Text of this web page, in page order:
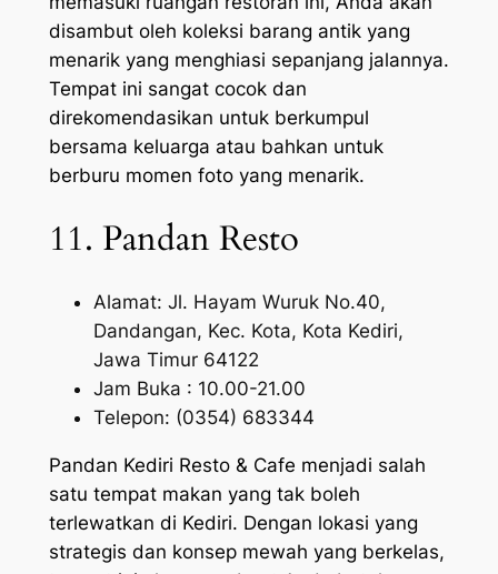
disambut oleh koleksi barang antik yang
menarik yang menghiasi sepanjang jalannya.
Tempat ini sangat cocok dan
direkomendasikan untuk berkumpul
bersama keluarga atau bahkan untuk
berburu momen foto yang menarik.
11. Pandan Resto
Alamat: Jl. Hayam Wuruk No.40,
Dandangan, Kec. Kota, Kota Kediri,
Jawa Timur 64122
Jam Buka : 10.00-21.00
Telepon: (0354) 683344
Pandan Kediri Resto & Cafe menjadi salah
satu tempat makan yang tak boleh
terlewatkan di Kediri. Dengan lokasi yang
strategis dan konsep mewah yang berkelas,